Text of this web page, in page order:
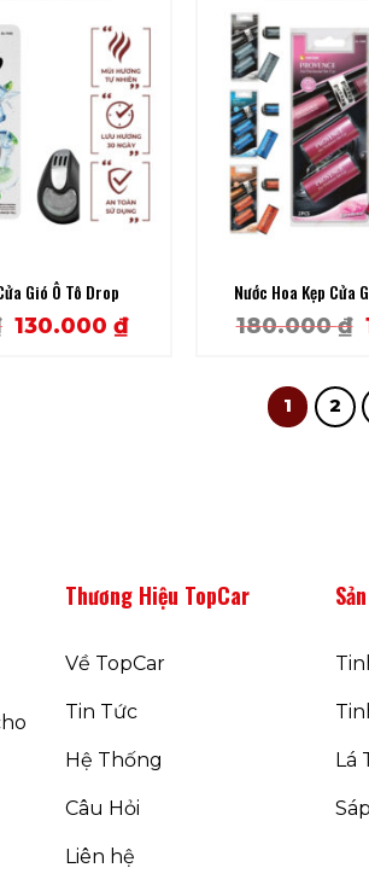
Gió Ô Tô Drop
Original
130.000₫Current
Nước Hoa Kẹp Cửa
180.000₫
1 2
Thương Hiệu TopCar
Về TopCar
Tin Tức
Hệ Thống
Câu Hỏi
Liên hệ
Lá